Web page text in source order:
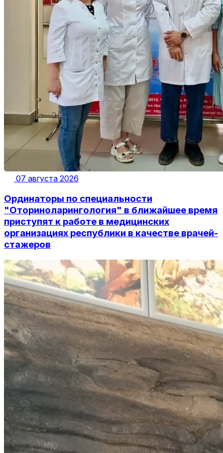
07 августа 2026
Ординаторы по специальности
"Оториноларингология" в ближайшее время
приступят к работе в медицинских
организациях республики в качестве врачей-
стажеров